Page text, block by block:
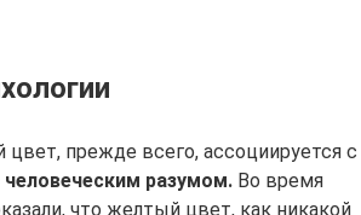
прежде всего, ассоциируется с
разумом. Во время
что желтый цвет, как никакой